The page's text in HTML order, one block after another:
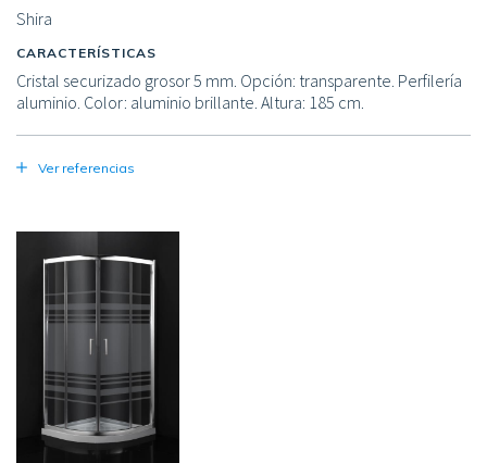
Shira
CARACTERÍSTICAS
Cristal securizado grosor 5 mm. Opción: transparente. Perfilería
aluminio. Color: aluminio brillante. Altura: 185 cm.
Ver referencias